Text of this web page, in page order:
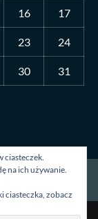
16 17
23 24
30 31
Kontakt
ciasteczek.
na ich używanie.
ciasteczka, zobacz